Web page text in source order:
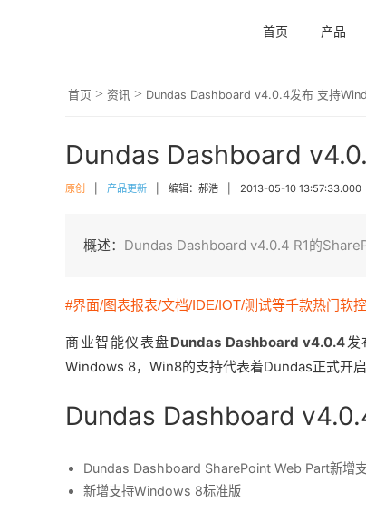
首页 产品
首页 > 资讯 > Dundas Dashboard v4.0.4发布 支持
Dundas Dashboard
原创 产品更新 编辑：郝浩 2013-05-10 13:57:33.000
概述： Dundas Dashboard v4.0.4 R1的
#界面/图表报表/文档/IDE/IOT/测试等千款热门软
商业智能仪表盘Dundas Dashboard v4.0.4发
Windows 8，Win8的支持代表着Dundas正式开启
Dundas Dashboard v4.0.4
Dundas Dashboard SharePoint Web Part新增
新增支持Windows 8标准版